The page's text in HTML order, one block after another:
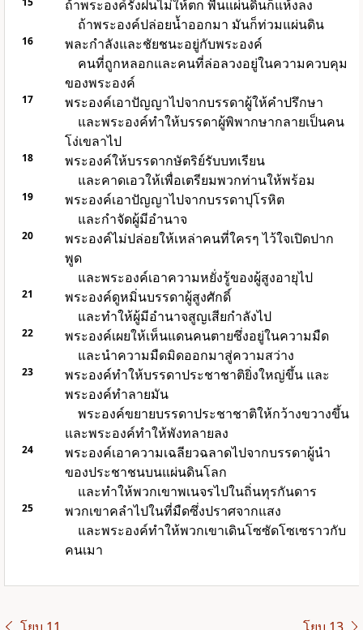
ถ้าพระองค์รั้งฝนไม่ให้ตก พื้นแผ่นดินก็แห้งลง
ถ้าพระองค์ปล่อยน้ำออกมา มันก็ท่วมแผ่นดิน
16
พละกำลังและชัยชนะอยู่กับพระองค์
คนที่ถูกหลอกและคนที่ล่อลวงอยู่ในความควบคุม
ของพระองค์
17
พระองค์เอาปัญญาไปจากบรรดาผู้ให้คำปรึกษา
และพระองค์ทำให้บรรดาผู้พิพากษากลายเป็นคน
โง่เขลาไป
18
พระองค์ให้บรรดากษัตริย์รับบทเรียน
และคาดเอวให้เพื่อเตรียมพวกท่านให้พร้อม
19
พระองค์เอาปัญญาไปจากบรรดาปุโรหิต
และกำจัดผู้มีอำนาจ
20
พระองค์ไม่ปล่อยให้เหล่าคนที่ใครๆ ไว้ใจเปิดปาก
พูด
และพระองค์เอาความหยั่งรู้ของผู้สูงอายุไป
21
พระองค์ดูหมิ่นบรรดาผู้สูงศักดิ์
และทำให้ผู้มีอำนาจสูญเสียกำลังไป
22
พระองค์เผยให้เห็นแดนคนตายซึ่งอยู่ในความมืด
และนำความมืดมิดออกมาสู่ความสว่าง
23
พระองค์ทำให้บรรดาประชาชาติยิ่งใหญ่ขึ้น และ
พระองค์ทำลายมัน
พระองค์ขยายบรรดาประชาชาติให้กว้างขวางขึ้น
และพระองค์ทำให้พังทลายลง
24
พระองค์เอาความเฉลียวฉลาดไปจากบรรดาผู้นำ
ของประชาชนบนแผ่นดินโลก
และทำให้พวกเขาพเนจรไปในถิ่นทุรกันดาร
25
พวกเขาคลำไปในที่มืดซึ่งปราศจากแสง
และพระองค์ทำให้พวกเขาเดินโซซัดโซเซราวกับ
คนเมา